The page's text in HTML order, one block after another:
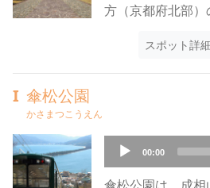
あり、珍しく北
尊」があります
願いを叶えてく
る社殿装飾で、
があります。こ
してお祀りするほ
邪那美大神をお
ぶ架け橋となっ
方（京都府北部
本館の1階展示室
た特別展や企画
の地域の歴史や
は、まさにマス
スポット詳細
I 傘松公園
かさまつこうえん
Audio
Player
00:00